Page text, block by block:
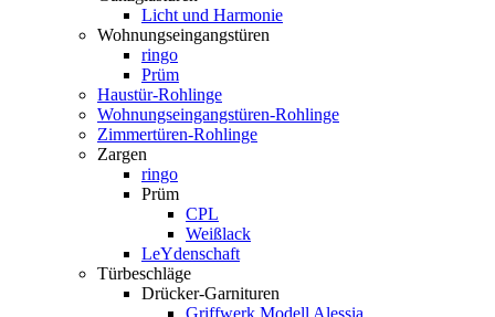
Licht und Harmonie
Wohnungseingangstüren
ringo
Prüm
Haustür-Rohlinge
Wohnungseingangstüren-Rohlinge
Zimmertüren-Rohlinge
Zargen
ringo
Prüm
CPL
Weißlack
LeYdenschaft
Türbeschläge
Drücker-Garnituren
Griffwerk Modell Alessia